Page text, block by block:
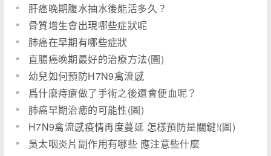
肝癌晚期腹水抽水後能活多久？
骨質增生會出現哪些症狀呢
肺癌在早期有哪些症狀
直腸癌晚期最好的治療方法(圖)
幼兒如何預防H7N9禽流感
爲什麼痔瘡做了手術之後還會便血呢？
肺癌早期治癒的可能性(圖)
H7N9禽流感疫情再度蔓延 怎樣預防是關鍵!(圖)
吳太咽炎片副作用有哪些 應注意些什麼